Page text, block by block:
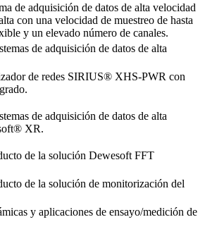
de adquisición de datos de alta velocidad
con una velocidad de muestreo de hasta
y un elevado número de canales.
de adquisición de datos de alta
de redes SIRIUS® XHS-PWR con
de adquisición de datos de alta
XR.
de la solución Dewesoft FFT
de la solución de monitorización del
y aplicaciones de ensayo/medición de